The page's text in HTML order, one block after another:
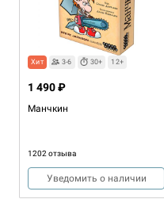
Хит 3-6 30+ 12+
Манчкин
1202 отзыва
1 490 ₽
Уведомить о наличии